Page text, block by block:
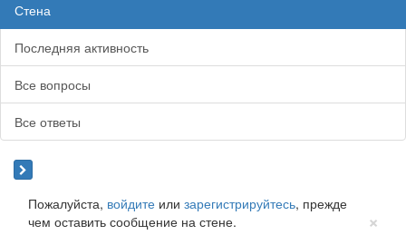
Стена
Последняя активность
Все вопросы
Все ответы
Пожалуйста, войдите или зарегистрируйтесь, прежде
чем оставить сообщение на стене.
×